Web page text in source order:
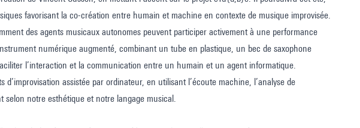
favorisant la co-création entre humain et machine en contexte de musique improvisée.
des agents musicaux autonomes peuvent participer activement à une performance
numérique augmenté, combinant un tube en plastique, un bec de saxophone
l’interaction et la communication entre un humain et un agent informatique.
assistée par ordinateur, en utilisant l’écoute machine, l’analyse de
selon notre esthétique et notre langage musical.